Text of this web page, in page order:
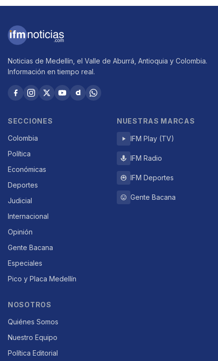
Noticias de Medellín, el Valle de Aburrá, Antioquia y Colombia.
Información en tiempo real.
SECCIONES
Colombia
Política
Económicas
Deportes
Judicial
Internacional
Opinión
Gente Bacana
Especiales
Pico y Placa Medellín
NUESTRAS MARCAS
IFM Play (TV)
IFM Radio
IFM Deportes
Gente Bacana
NOSOTROS
Quiénes Somos
Nuestro Equipo
Política Editorial